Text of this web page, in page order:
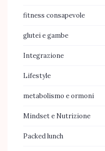
fitness consapevole
glutei e gambe
Integrazione
Lifestyle
metabolismo e ormoni
Mindset e Nutrizione
Packed lunch